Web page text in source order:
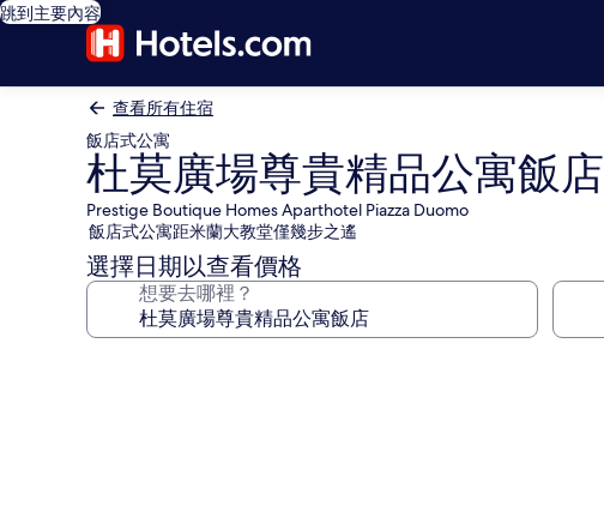
跳到主要內容
查看所有住宿
飯店式公寓
杜莫廣場尊貴精品公寓飯店
Prestige Boutique Homes Aparthotel Piazza Duomo
飯店式公寓距米蘭大教堂僅幾步之遙
選擇日期以查看價格
想要去哪裡？